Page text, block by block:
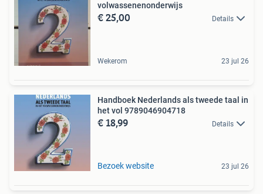
volwassenenonderwijs
€ 25,00 Details
Wekerom 23 jul 26
Handboek Nederlands als tweede taal in
het vol 9789046904718
€ 18,99 Details
Bezoek website 23 jul 26